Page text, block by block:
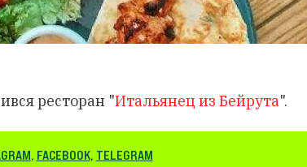
ресторан "Итальянец из Бейрута".
, FACEBOOK, TELEGRAM